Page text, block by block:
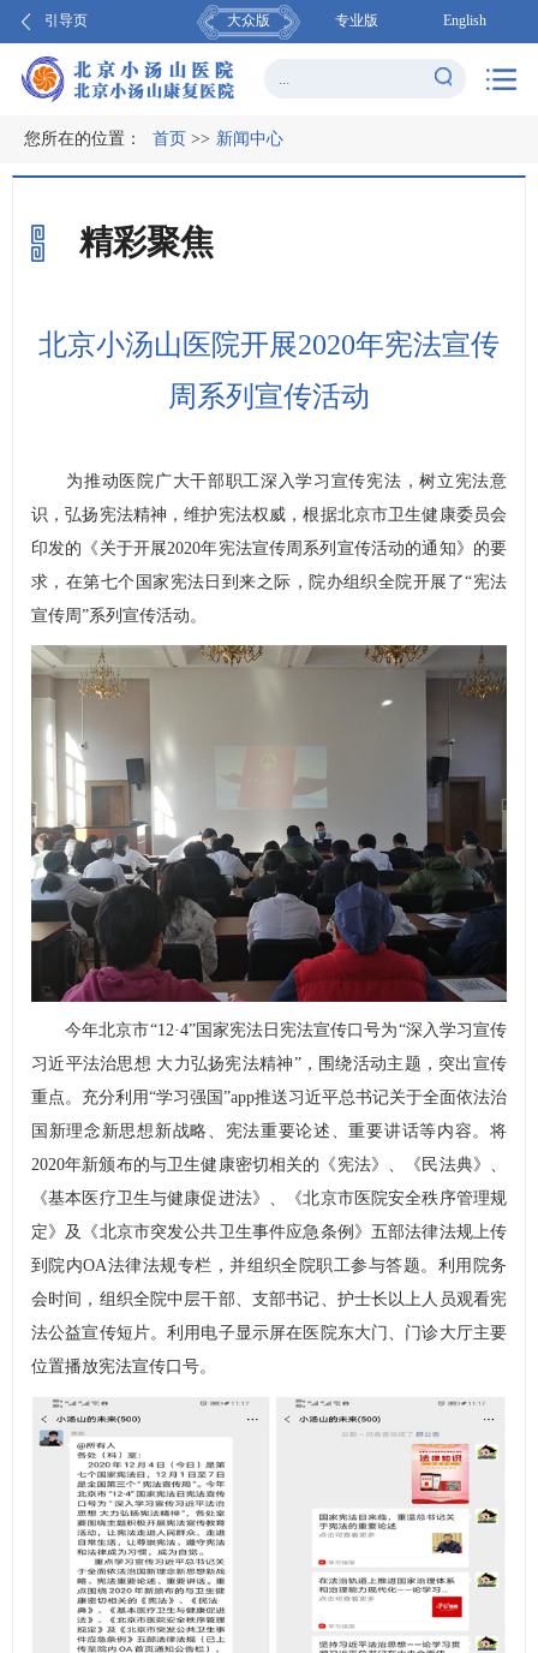
引导页 大众版 专业版 English
您所在的位置： 首页 >> 新闻中心
精彩聚焦
北京小汤山医院开展2020年宪法宣传
周系列宣传活动
为推动医院广大干部职工深入学习宣传宪法，树立宪法意
识，弘扬宪法精神，维护宪法权威，根据北京市卫生健康委员会
印发的《关于开展2020年宪法宣传周系列宣传活动的通知》的要
求，在第七个国家宪法日到来之际，院办组织全院开展了“宪法
宣传周”系列宣传活动。
今年北京市“12·4”国家宪法日宪法宣传口号为“深入学习宣传
习近平法治思想 大力弘扬宪法精神”，围绕活动主题，突出宣传
重点。充分利用“学习强国”app推送习近平总书记关于全面依法治
国新理念新思想新战略、宪法重要论述、重要讲话等内容。将
2020年新颁布的与卫生健康密切相关的《宪法》、《民法典》、
《基本医疗卫生与健康促进法》、《北京市医院安全秩序管理规
定》及《北京市突发公共卫生事件应急条例》五部法律法规上传
到院内OA法律法规专栏，并组织全院职工参与答题。利用院务
会时间，组织全院中层干部、支部书记、护士长以上人员观看宪
法公益宣传短片。利用电子显示屏在医院东大门、门诊大厅主要
位置播放宪法宣传口号。